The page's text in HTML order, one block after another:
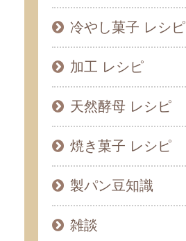
冷やし菓子 レシピ
加工 レシピ
天然酵母 レシピ
焼き菓子 レシピ
製パン豆知識
雑談